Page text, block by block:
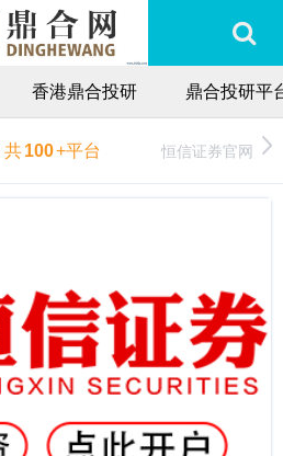
香港鼎合投研 鼎合投研平
共100+平台 恒信证券官网